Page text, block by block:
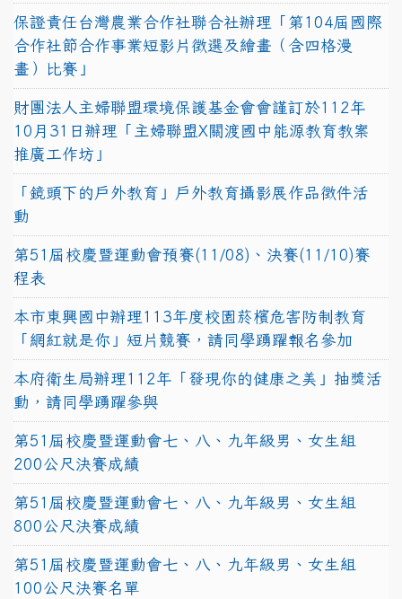
保證責任台灣農業合作社聯合社辦理「第104屆國際
合作社節合作事業短影片徵選及繪畫（含四格漫
畫）比賽」
財團法人主婦聯盟環境保護基金會會謹訂於112年
10月31日辦理「主婦聯盟X關渡國中能源教育教案
推廣工作坊」
「鏡頭下的戶外教育」戶外教育攝影展作品徵件活
動
第51屆校慶暨運動會預賽(11/08)、決賽(11/10)賽
程表
本市東興國中辦理113年度校園菸檳危害防制教育
「網紅就是你」短片競賽，請同學踴躍報名參加
本府衛生局辦理112年「發現你的健康之美」抽獎活
動，請同學踴躍參與
第51屆校慶暨運動會七、八、九年級男、女生組
200公尺決賽成績
第51屆校慶暨運動會七、八、九年級男、女生組
800公尺決賽成績
第51屆校慶暨運動會七、八、九年級男、女生組
100公尺決賽名單